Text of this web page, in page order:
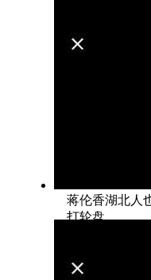
蒋伦香湖北人
打轮盘